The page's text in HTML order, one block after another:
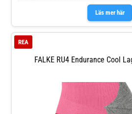
Läs mer här
FALKE RU4 Endurance Cool
REA